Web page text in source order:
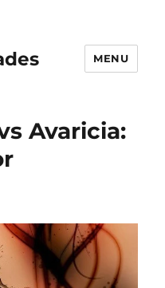
MENU
Avaricia: